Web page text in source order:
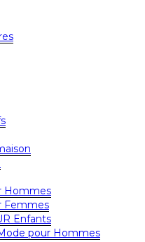
Hommes
Femmes
Enfants
pour Hommes